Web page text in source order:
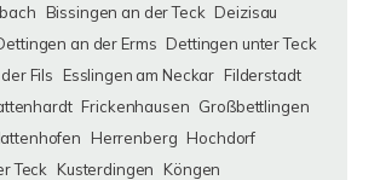
Bissingen an der Teck Deizisau
an der Erms Dettingen unter Teck
Fils
Esslingen am Neckar Filderstadt
Frickenhausen Großbettlingen
Herrenberg Hochdorf
Teck
Kusterdingen
Köngen